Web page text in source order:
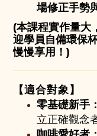
場修正手勢
(本課程實作量大
迎學員自備環保
慢慢享用！)
【適合對象】
零基礎新手：
立正確觀念